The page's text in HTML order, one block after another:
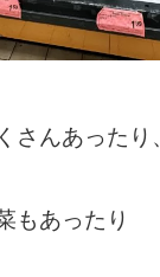
さんあったり
もあったり